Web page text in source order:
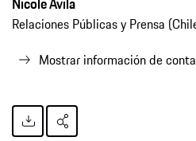
Relaciones Públicas y Prensa
Mostrar información de